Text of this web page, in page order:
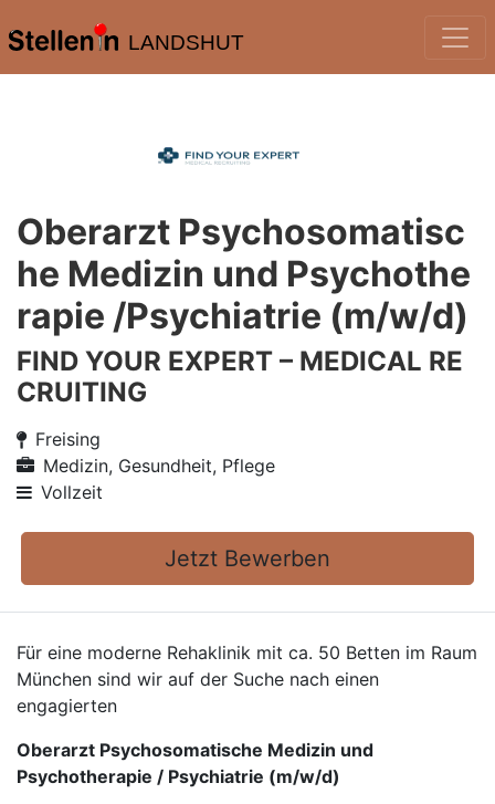
LANDSHUT
Oberarzt Psychosomatisc
he Medizin und Psychothe
rapie /Psychiatrie (m/w/d)
FIND YOUR EXPERT – MEDICAL RE
CRUITING
Freising
Medizin, Gesundheit, Pflege
Vollzeit
Jetzt Bewerben
Für eine moderne Rehaklinik mit ca. 50 Betten im Raum
München sind wir auf der Suche nach einen
engagierten
Oberarzt Psychosomatische Medizin und
Psychotherapie / Psychiatrie (m/w/d)